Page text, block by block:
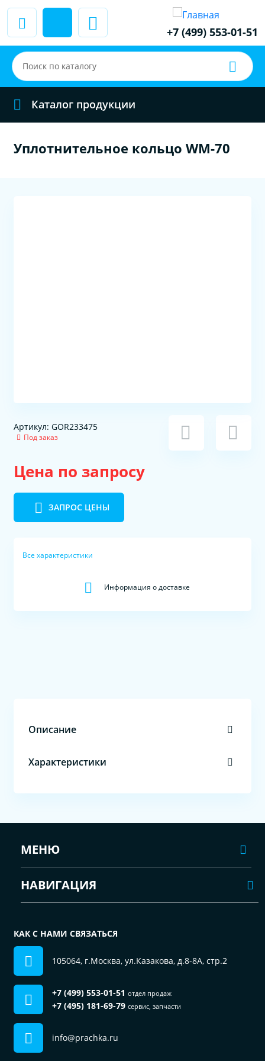
+7 (499) 553-01-51
Каталог продукции
Уплотнительное кольцо WM-70
Артикул: GOR233475
Под заказ
Цена по запросу
ЗАПРОС ЦЕНЫ
Все характеристики
Информация о доставке
Описание
Характеристики
МЕНЮ
НАВИГАЦИЯ
КАК С НАМИ СВЯЗАТЬСЯ
105064, г.Москва, ул.Казакова, д.8-8А, стр.2
+7 (499) 553-01-51 отдел продаж
+7 (495) 181-69-79 сервис, запчасти
info@prachka.ru